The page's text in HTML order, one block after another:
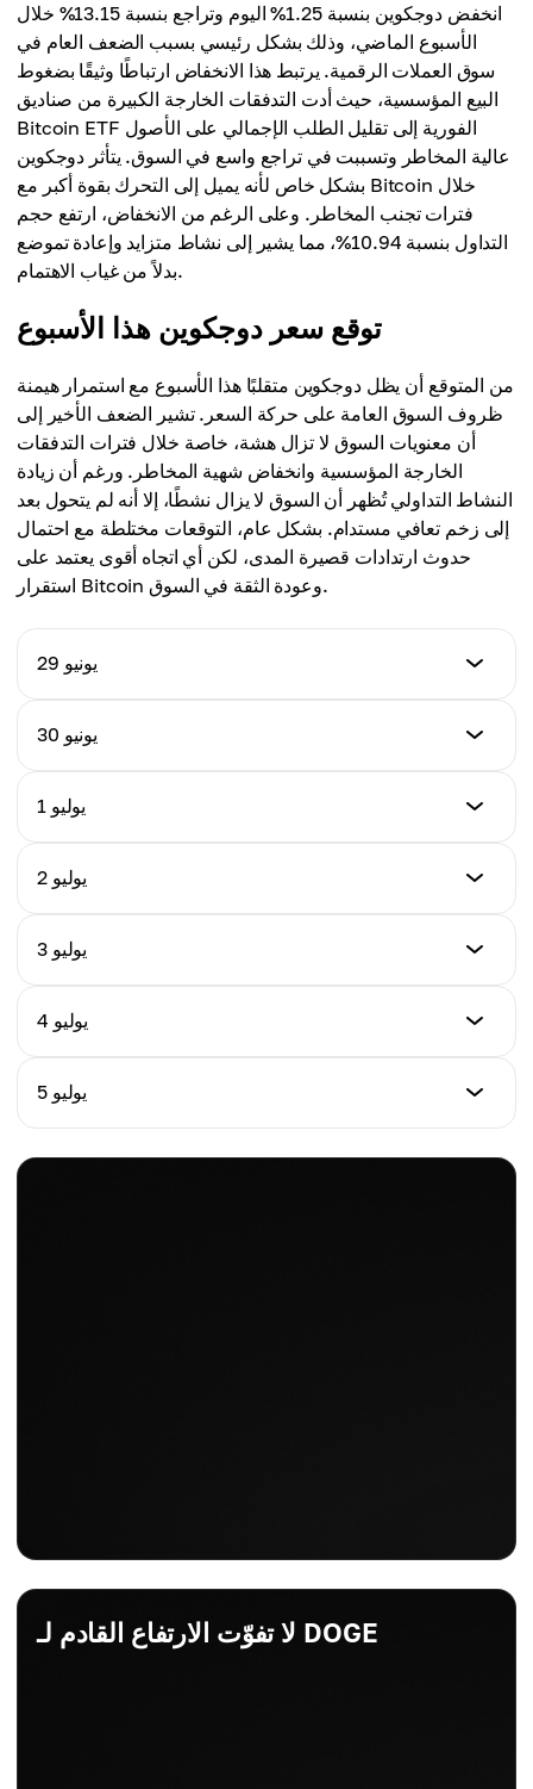
انخفض دوجكوين بنسبة 1.25% اليوم وتراجع بنسبة 13.15% خلال
الأسبوع الماضي، وذلك بشكل رئيسي بسبب الضعف العام في
سوق العملات الرقمية. يرتبط هذا الانخفاض ارتباطًا وثيقًا بضغوط
البيع المؤسسية، حيث أدت التدفقات الخارجة الكبيرة من صناديق
Bitcoin ETF الفورية إلى تقليل الطلب الإجمالي على الأصول
عالية المخاطر وتسببت في تراجع واسع في السوق. يتأثر دوجكوين
بشكل خاص لأنه يميل إلى التحرك بقوة أكبر مع Bitcoin خلال
فترات تجنب المخاطر. وعلى الرغم من الانخفاض، ارتفع حجم
التداول بنسبة 10.94%، مما يشير إلى نشاط متزايد وإعادة تموضع
بدلاً من غياب الاهتمام.
توقع سعر دوجكوين هذا الأسبوع
من المتوقع أن يظل دوجكوين متقلبًا هذا الأسبوع مع استمرار هيمنة
ظروف السوق العامة على حركة السعر. تشير الضعف الأخير إلى
أن معنويات السوق لا تزال هشة، خاصة خلال فترات التدفقات
الخارجة المؤسسية وانخفاض شهية المخاطر. ورغم أن زيادة
النشاط التداولي تُظهر أن السوق لا يزال نشطًا، إلا أنه لم يتحول بعد
إلى زخم تعافي مستدام. بشكل عام، التوقعات مختلطة مع احتمال
حدوث ارتدادات قصيرة المدى، لكن أي اتجاه أقوى يعتمد على
استقرار Bitcoin وعودة الثقة في السوق.
29 يونيو
السعر (USD)
$0.07268
30 يونيو
$0.07192
1 يوليو
$0.07294
2 يوليو
$0.07203
3 يوليو
$0.07311
4 يوليو
$0.07258
5 يوليو
السعر (USD)
لا تفوّت الارتفاع القادم لـ DOGE